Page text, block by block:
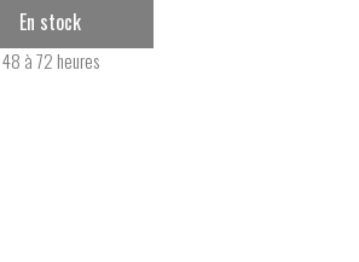
En stock
48 à 72 heures